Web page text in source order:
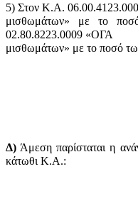
5) Στον Κ.Α.
μισθωμάτων» με το
02.80.8223.0009 «ΟΓΑ
μισθωμάτων» με το ποσό
Δ) Άμεση παρίσταται η
κάτωθι Κ.Α.: